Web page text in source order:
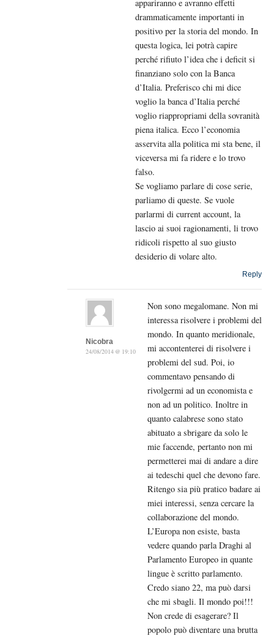
appariranno e avranno effetti
drammaticamente importanti in
positivo per la storia del mondo. In
questa logica, lei potrà capire
perché rifiuto l’idea che i deficit si
finanziano solo con la Banca
d’Italia. Preferisco chi mi dice
voglio la banca d’Italia perché
voglio riappropriami della sovranità
piena italica. Ecco l’economia
asservita alla politica mi sta bene, il
viceversa mi fa ridere e lo trovo
falso.
Se vogliamo parlare di cose serie,
parliamo di queste. Se vuole
parlarmi di current account, la
lascio ai suoi ragionamenti, li trovo
ridicoli rispetto al suo giusto
desiderio di volare alto.
Reply
Nicobra
24/08/2014 @ 19:10
Non sono megalomane. Non mi
interessa risolvere i problemi del
mondo. In quanto meridionale,
mi accontenterei di risolvere i
problemi del sud. Poi, io
commentavo pensando di
rivolgermi ad un economista e
non ad un politico. Inoltre in
quanto calabrese sono stato
abituato a sbrigare da solo le
mie faccende, pertanto non mi
permetterei mai di andare a dire
ai tedeschi quel che devono fare.
Ritengo sia più pratico badare ai
miei interessi, senza cercare la
collaborazione del mondo.
L’Europa non esiste, basta
vedere quando parla Draghi al
Parlamento Europeo in quante
lingue è scritto parlamento.
Credo siano 22, ma può darsi
che mi sbagli. Il mondo poi!!!
Non crede di esagerare? Il
popolo può diventare una brutta